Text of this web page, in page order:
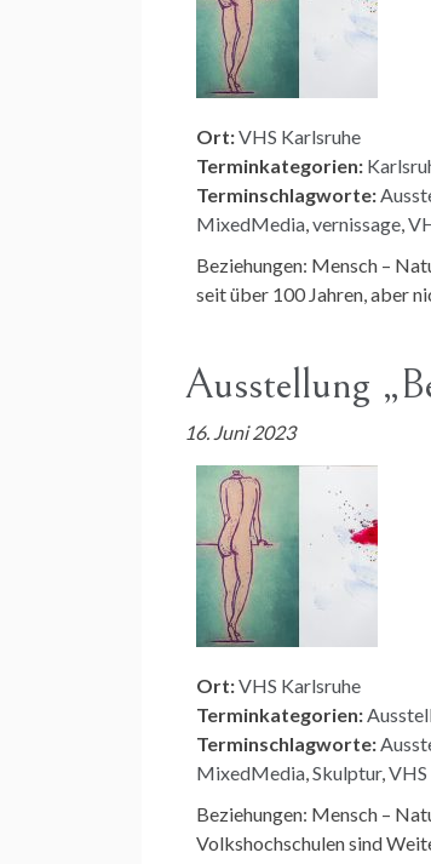
Ort:VHS Karlsruhe
Terminkategorien:
Terminschlagworte:
MixedMedia,vernissage,
Beziehungen: Mensch –
seit über 100 Jahren, aber
Ausstellung
16. Juni 2023
Ort:VHS Karlsruhe
Terminkategorien:
Terminschlagworte:
MixedMedia,Skulptur,VHS
Beziehungen: Mensch –
Volkshochschulen sind